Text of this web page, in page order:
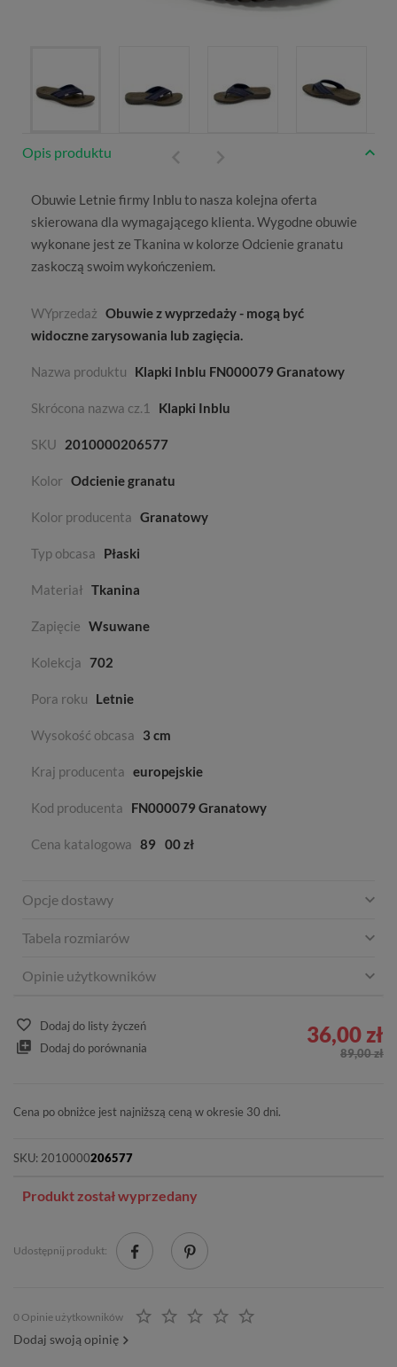
Opis produktu
Obuwie Letnie firmy Inblu to nasza kolejna oferta
skierowana dla wymagającego klienta. Wygodne obuwie
wykonane jest ze Tkanina w kolorze Odcienie granatu
zaskoczą swoim wykończeniem.
WYprzedaż Obuwie z wyprzedaży - mogą być
widoczne zarysowania lub zagięcia.
Nazwa produktu Klapki Inblu FN000079 Granatowy
Skrócona nazwa cz.1 Klapki Inblu
SKU 2010000206577
Kolor Odcienie granatu
Kolor producenta Granatowy
Typ obcasa Płaski
Materiał Tkanina
Zapięcie Wsuwane
Kolekcja 702
Pora roku Letnie
Wysokość obcasa 3 cm
Kraj producenta europejskie
Kod producenta FN000079 Granatowy
Cena katalogowa 89 00 zł
Opcje dostawy
Tabela rozmiarów
Opinie użytkowników
Dodaj do listy życzeń
Dodaj do porównania
36,00 zł
89,00 zł
Cena po obniżce jest najniższą ceną w okresie 30 dni.
SKU: 2010000206577
Produkt został wyprzedany
Udostępnij produkt:
0 Opinie użytkowników
Dodaj swoją opinię